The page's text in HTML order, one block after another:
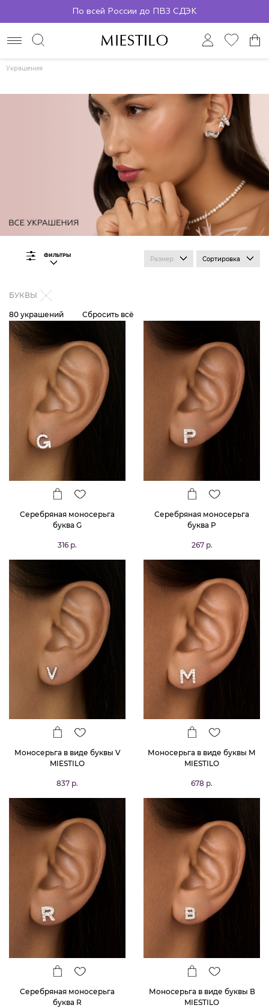
По всей России до ПВЗ СДЭК
Украшения
ФИЛЬТРЫ Размер Сортировка
БУКВЫ
80 украшений Сбросить всё
Серебряная моносерьга
буква G
316 р.
Серебряная моносерьга
буква P
267 р.
Моносерьга в виде буквы V
MIESTILO
837 р.
Моносерьга в виде буквы М
MIESTILO
678 р.
Серебряная моносерьга
буква R
Моносерьга в виде буквы В
MIESTILO